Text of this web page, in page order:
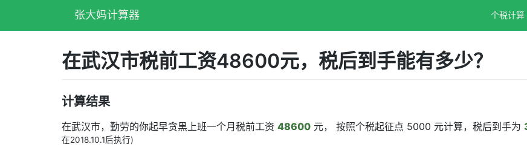
张大妈计算器 个税计算
在武汉市税前工资48600元，税后到手能有多少？
计算结果
在武汉市，勤劳的你起早贪黑上班一个月税前工资 48600 元， 按照个税起征点 5000 元计算，税后到手为
在2018.10.1后执行)